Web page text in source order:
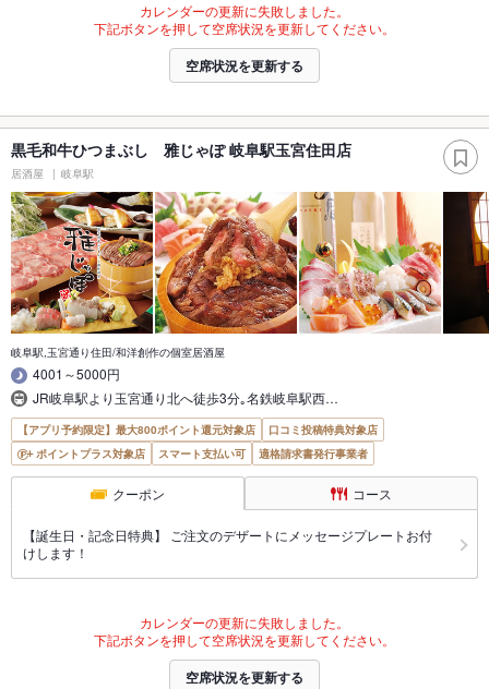
カレンダーの更新に失敗しました。
下記ボタンを押して空席状況を更新してください。
空席状況を更新する
黒毛和牛ひつまぶし 雅じゃぽ 岐阜駅玉宮住田店
居酒屋 岐阜駅
岐阜駅,玉宮通り住田/和洋創作の個室居酒屋
4001～5000円
JR岐阜駅より玉宮通り北へ徒歩3分｡名鉄岐阜駅西…
【アプリ予約限定】最大800ポイント還元対象店
口コミ投稿特典対象店
ポイントプラス対象店
スマート支払い可 適格請求書発行事業者
クーポン コース
【誕生日・記念日特典】 ご注文のデザートにメッセージプレートお付
けします！
カレンダーの更新に失敗しました。
下記ボタンを押して空席状況を更新してください。
空席状況を更新する